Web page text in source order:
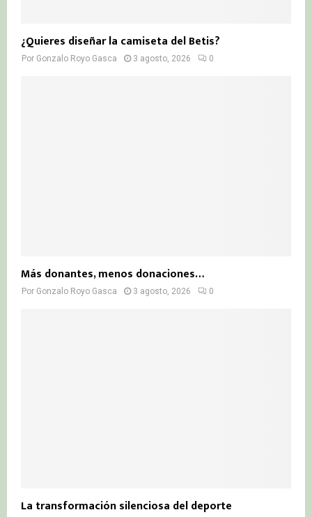
¿Quieres diseñar la camiseta del Betis?
Por Gonzalo Royo Gasca 3 agosto, 2026 0
Más donantes, menos donaciones…
Por Gonzalo Royo Gasca 3 agosto, 2026 0
La transformación silenciosa del deporte